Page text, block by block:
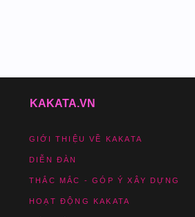
KAKATA.VN
GIỚI THIỆU VỀ KAKATA
DIỄN ĐÀN
THẮC MẮC - GÓP Ý XÂY DỰNG
HOẠT ĐỘNG KAKATA